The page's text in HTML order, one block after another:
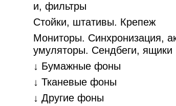
и, фильтры
Стойки, штативы. Крепеж
Мониторы. Синхронизация,
умуляторы. Cендбеги, ящики
↓ Бумажные фоны
↓ Тканевые фоны
↓ Другие фоны